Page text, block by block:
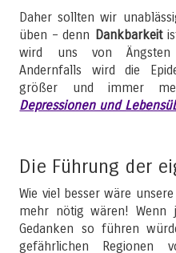
Daher sollten wir
üben – denn Dankbarkeit
wird uns von Ängsten
Andernfalls wird die
größer und immer
Depressionen und
Die Führung der
Wie viel besser wäre
mehr nötig wären! Wenn
Gedanken so führen
gefährlichen Regionen